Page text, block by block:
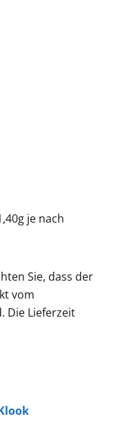
je nach
Sie, dass der
vom
Die Lieferzeit